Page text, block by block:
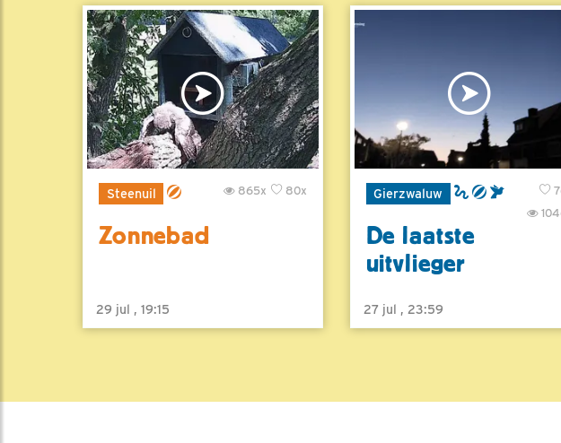
Steenuil 80x
865x
Zonnebad
29 jul , 19:15
Gierzwaluw
De laatste
uitvlieger
27 jul , 23:59